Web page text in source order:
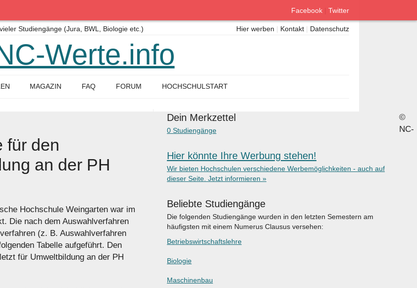
für den
an der PH
Hochschule Weingarten war im
Die nach dem Auswahlverfahren
(z. B. Auswahlverfahren
Tabelle aufgeführt. Den
für Umweltbildung an der PH
Dein Merkzettel
0 Studiengänge
Hier könnte Ihre Werbung stehen!
Wir bieten Hochschulen verschiedene Werbemöglichkeiten - auch auf
dieser Seite. Jetzt informieren »
Beliebte Studiengänge
Die folgenden Studiengänge wurden in den letzten Semestern am
häufigsten mit einem Numerus Clausus versehen:
Betriebswirtschaftslehre
Biologie
Maschinenbau
©
NC-
Facebook Twitter
Studiengänge (Jura, BWL, Biologie etc.) Hier werben | Kontakt | Datenschutz
Werte.info
MAGAZIN FAQ FORUM HOCHSCHULSTART